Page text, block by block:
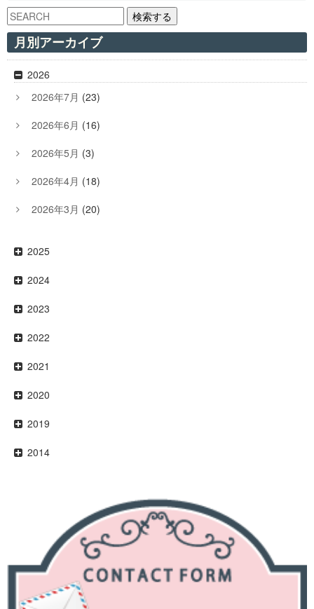
検索する
月別アーカイブ
2026
2026年7月 (23)
2026年6月 (16)
2026年5月 (3)
2026年4月 (18)
2026年3月 (20)
2025
2024
2023
2022
2021
2020
2019
2014